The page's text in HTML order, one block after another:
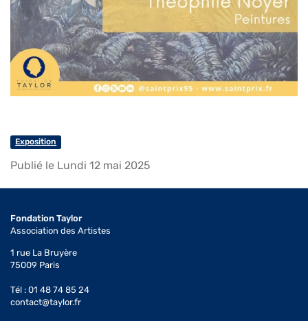
Exposition
Publié le Lundi 12 mai 2025
Fondation Taylor
Association des Artistes
1 rue La Bruyère
75009 Paris
Tél : 01 48 74 85 24
contact@taylor.fr